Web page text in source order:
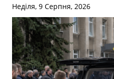
Неділя, 9 Серпня, 2026